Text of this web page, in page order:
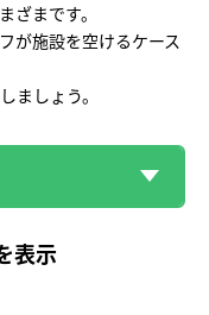
ざまです。
が施設を空けるケース
ましょう。
表示